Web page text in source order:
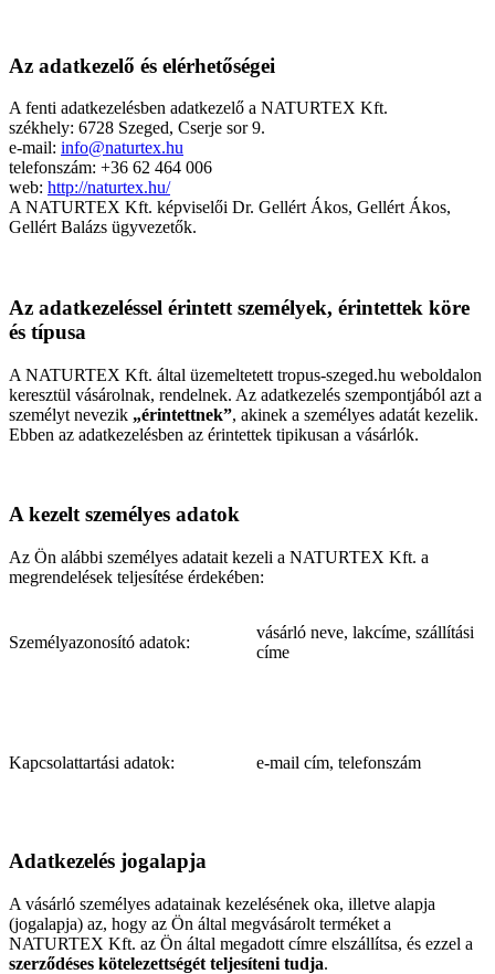
Az adatkezelő és elérhetőségei
A fenti adatkezelésben adatkezelő a NATURTEX Kft.
székhely: 6728 Szeged, Cserje sor 9.
e-mail: info@naturtex.hu
telefonszám: +36 62 464 006
web: http://naturtex.hu/
A NATURTEX Kft. képviselői Dr. Gellért Ákos, Gellért Ákos,
Gellért Balázs ügyvezetők.
Az adatkezeléssel érintett személyek, érintettek köre
és típusa
A NATURTEX Kft. által üzemeltetett tropus-szeged.hu weboldalon
keresztül vásárolnak, rendelnek. Az adatkezelés szempontjából azt a
személyt nevezik „érintettnek”, akinek a személyes adatát kezelik.
Ebben az adatkezelésben az érintettek tipikusan a vásárlók.
A kezelt személyes adatok
Az Ön alábbi személyes adatait kezeli a NATURTEX Kft. a
megrendelések teljesítése érdekében:
Személyazonosító adatok:
vásárló neve, lakcíme, szállítási
címe
Kapcsolattartási adatok: e-mail cím, telefonszám
Adatkezelés jogalapja
A vásárló személyes adatainak kezelésének oka, illetve alapja
(jogalapja) az, hogy az Ön által megvásárolt terméket a
NATURTEX Kft. az Ön által megadott címre elszállítsa, és ezzel a
szerződéses kötelezettségét teljesíteni tudja.